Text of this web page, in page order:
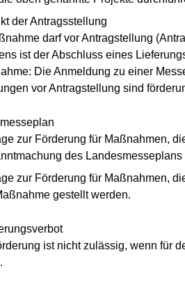
der Antragsstellung
darf vor Antragstellung
ist der Abschluss eines
Die Anmeldung zu einer
vor Antragstellung sind
zur Förderung für Maßnahmen,
des
zur Förderung für Maßnahmen,
gestellt werden.
ist nicht zulässig, wenn für